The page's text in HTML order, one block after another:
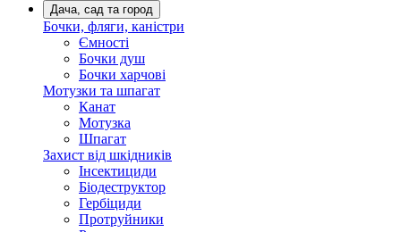
Дача, сад та город
Бочки, фляги, каністри
Ємності
Бочки душ
Бочки харчові
Мотузки та шпагат
Канат
Мотузка
Шпагат
Захист від шкідників
Інсектициди
Біодеструктор
Гербіциди
Протруйники